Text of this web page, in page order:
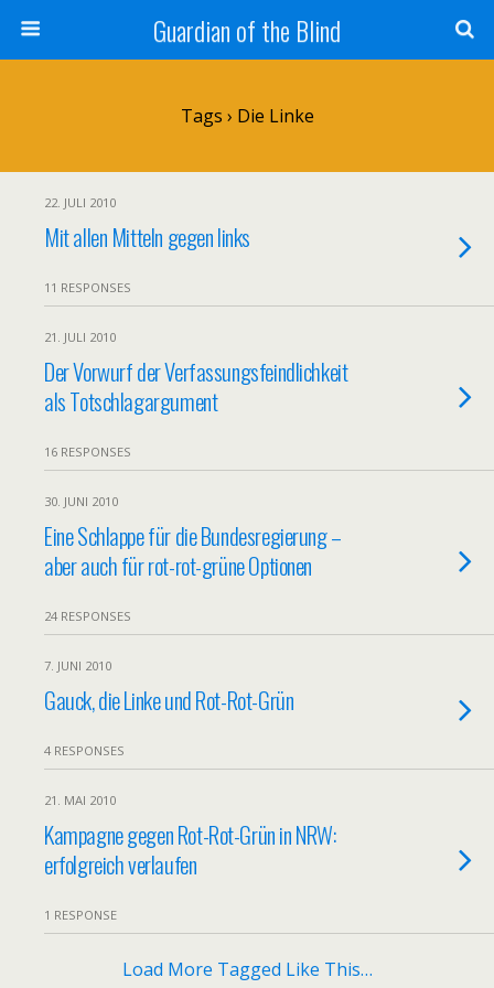
Guardian of the Blind
Tags › Die Linke
22. JULI 2010
Mit allen Mitteln gegen links
11 RESPONSES
21. JULI 2010
Der Vorwurf der Verfassungsfeindlichkeit
als Totschlagargument
16 RESPONSES
30. JUNI 2010
Eine Schlappe für die Bundesregierung –
aber auch für rot-rot-grüne Optionen
24 RESPONSES
7. JUNI 2010
Gauck, die Linke und Rot-Rot-Grün
4 RESPONSES
21. MAI 2010
Kampagne gegen Rot-Rot-Grün in NRW:
erfolgreich verlaufen
1 RESPONSE
Load More Tagged Like This…